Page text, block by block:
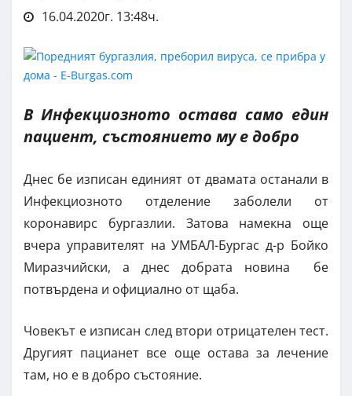
16.04.2020г. 13:48ч.
В Инфекциозното остава само един
пациент, състоянието му е добро
Днес бе изписан единият от двамата останали в
Инфекциозното отделение заболели от
коронавирс бургазлии. Затова намекна още
вчера управителят на УМБАЛ-Бургас д-р Бойко
Миразчийски, а днес добрата новина бе
потвърдена и официално от щаба.
Човекът е изписан след втори отрицателен тест.
Другият пацианет все още остава за лечение
там, но е в добро състояние.